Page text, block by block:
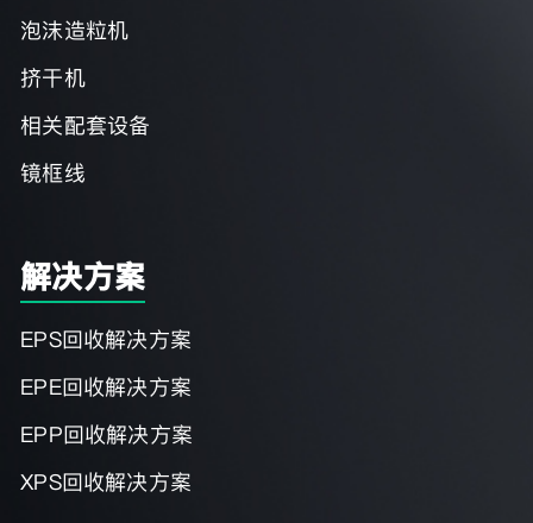
泡沫造粒机
挤干机
相关配套设备
镜框线
解决方案
EPS回收解决方案
EPE回收解决方案
EPP回收解决方案
XPS回收解决方案